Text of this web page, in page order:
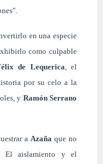
en una especie
como culpable
de Lequerica , el
por su celo a la
y Ramón Serrano
a Azaña que no
El aislamiento y el